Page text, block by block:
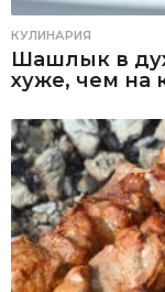
КУЛИНАРИЯ
Шашлык в
хуже, чем на